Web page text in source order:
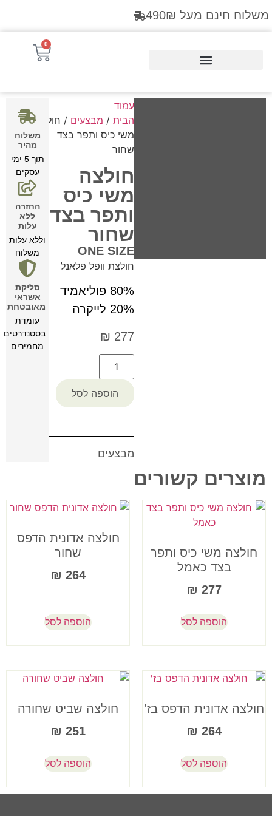
משלוח חינם מעל 490₪
0
עמוד
הבית/ מבצעים / חולצה
משי כיס ותפר בצד
שחור
חולצה
משי כיס
ותפר בצד
שחור
ONE SIZE
חולצת וופל פלאנל
80% פוליאמיד
20% לייקרה
277
₪
הוספה לסל
מבצעים
משלוח
מהיר
תוך 5 ימי
עסקים
החזרה
ללא
עלות
וללא עלות
משלוח
סליקת
אשראי
מאובטחת
עומדת
בסטנדרטים
מחמירים
מוצרים קשורים
חולצה משי כיס ותפר
בצד כאמל
277
₪
הוספה לסל
חולצה אדונית הדפס
שחור
264
₪
הוספה לסל
חולצה אדונית הדפס בז'
264
₪
הוספה לסל
חולצה שביט שחורה
251
₪
הוספה לסל